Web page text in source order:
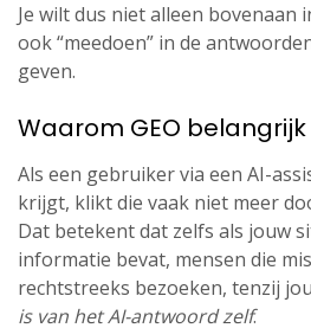
Je wilt dus niet alleen bovenaan
ook “meedoen” in de
geven.
Waarom GEO
Als een gebruiker via een AI-
krijgt, klikt die vaak niet meer
Dat betekent dat zelfs als jouw
informatie bevat, mensen die
rechtstreeks bezoeken, tenzij
is van het AI-antwoord zelf.